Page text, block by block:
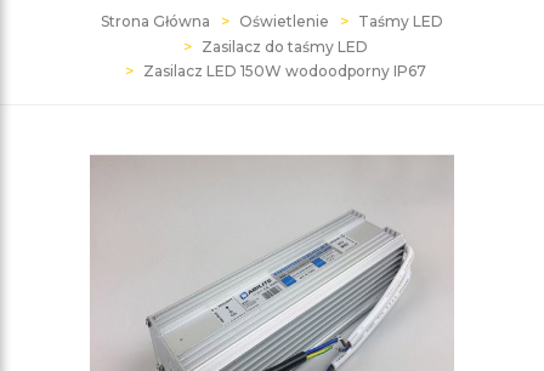
Strona Główna Oświetlenie
Taśmy LED
Zasilacz do taśmy LED
Zasilacz LED 150W wodoodporny IP67